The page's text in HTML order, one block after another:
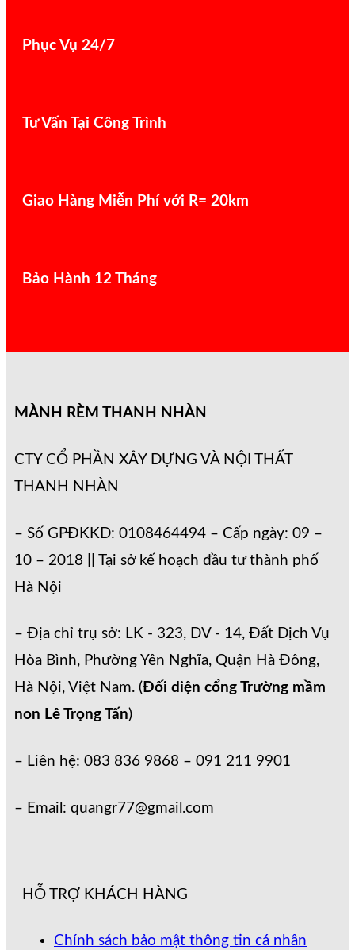
Phục Vụ 24/7
Tư Vấn Tại Công Trình
Giao Hàng Miễn Phí với R= 20km
Bảo Hành 12 Tháng
MÀNH RÈM THANH NHÀN
CTY CỔ PHẦN XÂY DỰNG VÀ NỘI THẤT
THANH NHÀN
– Số GPĐKKD: 0108464494 – Cấp ngày: 09 –
10 – 2018 || Tại sở kế hoạch đầu tư thành phố
Hà Nội
– Địa chỉ trụ sở: LK - 323, DV - 14, Đất Dịch Vụ
Hòa Bình, Phường Yên Nghĩa, Quận Hà Đông,
Hà Nội, Việt Nam. (Đối diện cổng Trường mầm
non Lê Trọng Tấn)
– Liên hệ: 083 836 9868 – 091 211 9901
– Email: quangr77@gmail.com
HỖ TRỢ KHÁCH HÀNG
Chính sách bảo mật thông tin cá nhân